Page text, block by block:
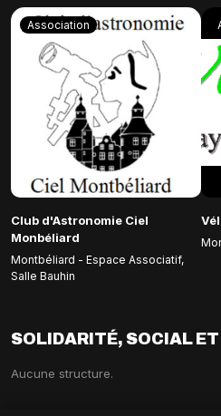
Association
Club d'Astronomie Ciel
Monbéliard
Montbéliard - Espace Associatif,
Salle Bauhin
SOLIDARITÉ, SOCIAL
Aucune structure.